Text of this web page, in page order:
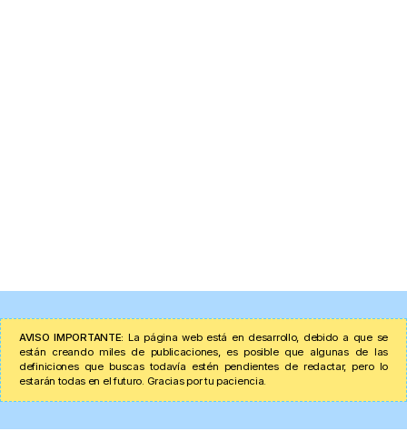
AVISO IMPORTANTE: La página web está en desarrollo, debido a que se
están creando miles de publicaciones, es posible que algunas de las
definiciones que buscas todavía estén pendientes de redactar, pero lo
estarán todas en el futuro. Gracias por tu paciencia.